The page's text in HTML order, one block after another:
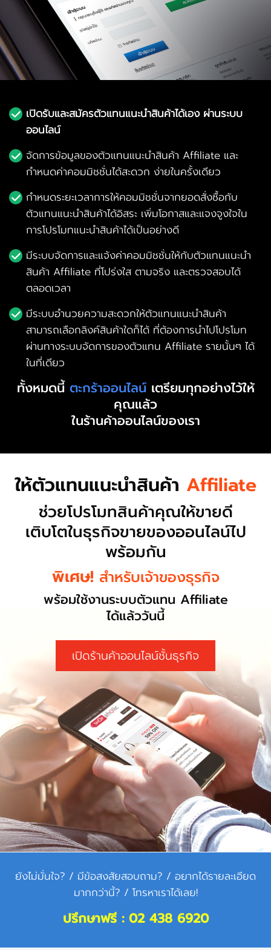
เปิดรับและสมัครตัวแทนแนะนำสินค้าได้เอง ผ่านระบบ
ออนไลน์
จัดการข้อมูลของตัวแทนแนะนำสินค้า Affiliate และ
กำหนดค่าคอมมิชชั่นได้สะดวก ง่ายในครั้งเดียว
กำหนดระยะเวลาการให้คอมมิชชั่นจากยอดสั่งซื้อกับ
ตัวแทนแนะนำสินค้าได้อิสระ เพิ่มโอกาสและแจงจูงใจใน
การโปรโมทแนะนำสินค้าได้เป็นอย่างดี
มีระบบจัดการและแจ้งค่าคอมมิชชั่นให้กับตัวแทนแนะนำ
สินค้า Affiliate ที่โปร่งใส ตามจริง และตรวจสอบได้
ตลอดเวลา
มีระบบอำนวยความสะดวกให้ตัวแทนแนะนำสินค้า
สามารถเลือกลิงค์สินค้าใดก็ได้ ที่ต้องการนำไปโปรโมท
ผ่านทางระบบจัดการของตัวแทน Affiliate รายนั้นๆ ได้
ในที่เดียว
ทั้งหมดนี้ ตะกร้าออนไลน์เตรียมทุกอย่างไว้ให้
คุณแล้ว
ในร้านค้าออนไลน์ของเรา
ให้ตัวแทนแนะนำสินค้า Affiliate
ช่วยโปรโมทสินค้าคุณให้ขายดี
เติบโตในธุรกิจขายของออนไลน์ไป
พร้อมกัน
พิเศษ! สำหรับเจ้าของธุรกิจ
พร้อมใช้งานระบบตัวแทน Affiliate
ได้แล้ววันนี้
เปิดร้านค้าออนไลน์ชั้นธุรกิจ
ยังไม่มั่นใจ? / มีข้อสงสัยสอบถาม? / อยากได้รายละเอียด
มากกว่านี้? / โทรหาเราได้เลย!
ปรึกษาฟรี : 02 438 6920